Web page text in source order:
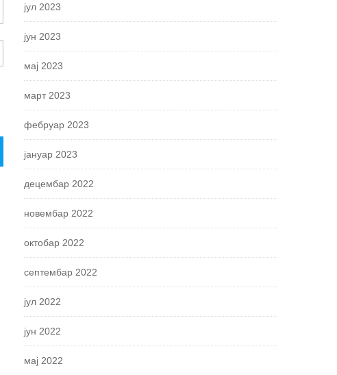
јул 2023
јун 2023
мај 2023
март 2023
фебруар 2023
јануар 2023
децембар 2022
новембар 2022
октобар 2022
септембар 2022
јул 2022
јун 2022
мај 2022